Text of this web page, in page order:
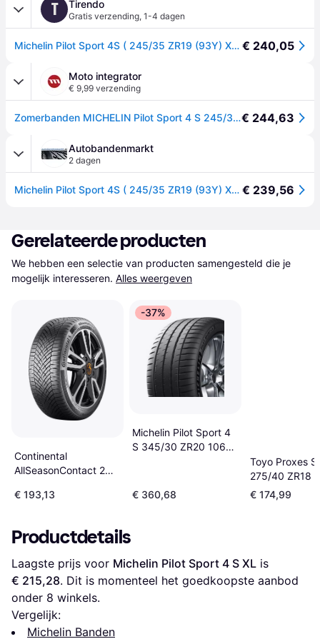
T Tirendo
Gratis verzending, 1-4 dagen
Michelin Pilot Sport 4S ( 245/35 ZR19 (93Y) XL EV Suitable, MO1, met wangbescherming (FSL) ) € 240,05
Moto integrator
€ 9,99 verzending
Zomerbanden MICHELIN Pilot Sport 4 S 245/35R19 XL 93Y€ 244,63
Autobandenmarkt
2 dagen
Michelin Pilot Sport 4S ( 245/35 ZR19 (93Y) XL EV Suitable, MO1, met wangbescherming (FSL) ) € 239,56
Gerelateerde producten
We hebben een selectie van producten samengesteld die je
mogelijk interesseren. Alles weergeven
Continental
AllSeasonContact 2
€ 193,13
-37%
Michelin Pilot Sport 4
S 345/30 ZR20 106Y
€ 360,68
Toyo Proxes
275/40 ZR18
€ 174,99
Productdetails
Laagste prijs voor Michelin Pilot Sport 4 S XL
€ 215,28. Dit is momenteel het goedkoopste aanbod
onder 8 winkels.
Vergelijk:
Michelin Banden